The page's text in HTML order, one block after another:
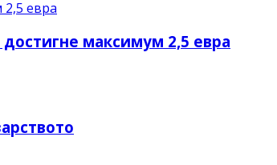
максимум 2,5 евра